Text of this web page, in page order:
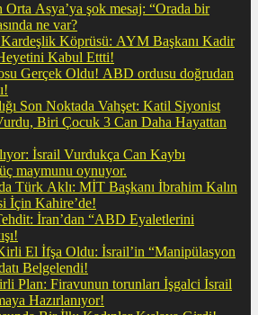
Orta Asya’ya şok mesaj: “Orada bir
ne var?
Kardeşlik Köprüsü: AYM Başkanı Kadir
Kabul Ettti!
ABD ordusu doğrudan
Son Noktada Vahşet: Katil Siyonist
Biri Çocuk 3 Can Daha Hayattan
İsrail Vurdukça Can Kaybı
maymunu oynuyor.
Türk Aklı: MİT Başkanı İbrahim Kalın
İçin Kahire’de!
İran’dan “ABD Eyaletlerini
El İfşa Oldu: İsrail’in “Manipülasyon
Belgelendi!
Plan: Firavunun torunları İşgalci İsrail
Hazırlanıyor!